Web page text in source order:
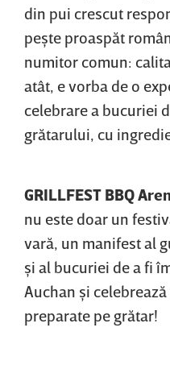
din pui crescut
peşte proaspăt
numitor comun:
atât, e vorba de o
celebrare a bucuriei
grătarului, cu
GRILLFEST BBQ
nu este doar un
vară, un manifest al
şi al bucuriei de a fi
Auchan şi
preparate pe grătar!